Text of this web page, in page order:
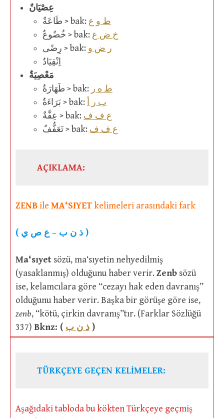
عِصْيَانٌ
طَاعَةٌ > bak: ط و ع
خُضُوعٌ > bak: خ ض ع
رِضًى > bak: ر ض و
اِنْقِيَادٌ
مَعْصِيَةٌ
طَهَارَةٌ > bak: ط ه ر
بَرَاءَةٌ > bak:
ب ر أ
عِفَّةٌ > bak: ع ف ف
تَعَفُّفٌ > bak: ع ف ف
AÇIKLAMA:
ZENBile MA‘SIYETkelimeleri arasındaki fark
( ذ ن ب – ع ص ي )
Ma‘sıyet sözü, ma‘sıyetin nehyedilmiş
(yasaklanmış) olduğunu haber verir. Zenb sözü
ise, kelamcılara göre “cezayı hak eden davranış”
olduğunu haber verir. Başka bir görüşe göre ise,
zenb, “kötü, çirkin davranış”tır. (Farklar Sözlüğü
337) Bknz: ( ذ ن ب )
TÜRKÇEYE GEÇEN KELİMELER:
Aşağıdaki tabloda bu kökten Türkçeye geçmiş